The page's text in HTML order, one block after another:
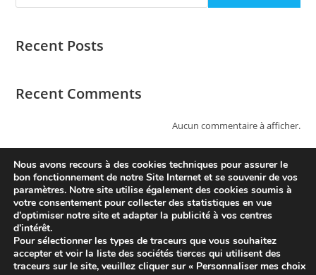
Recent Posts
Recent Comments
Aucun commentaire à afficher.
Nous avons recours à des cookies techniques pour assurer le
bon fonctionnement de notre Site Internet et se souvenir de vos
paramètres. Notre site utilise également des cookies soumis à
votre consentement pour collecter des statistiques en vue
d’optimiser notre site et adapter la publicité à vos centres
d’intérêt.
Pour sélectionner les types de traceurs que vous souhaitez
accepter et voir la liste des sociétés tierces qui utilisent des
traceurs sur le site, veuillez cliquer sur « Personnaliser mes choix